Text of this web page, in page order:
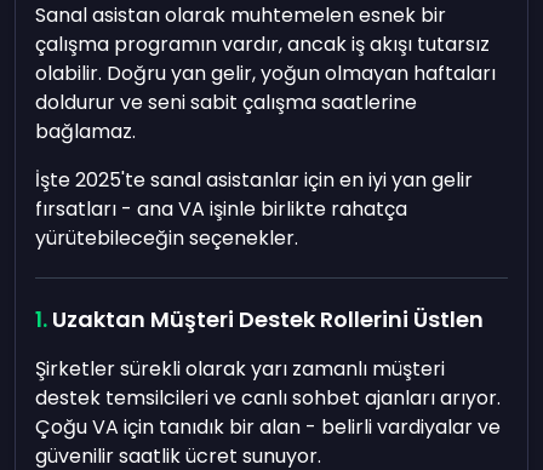
Sanal asistan olarak muhtemelen esnek bir
çalışma programın vardır, ancak iş akışı tutarsız
olabilir. Doğru yan gelir, yoğun olmayan haftaları
doldurur ve seni sabit çalışma saatlerine
bağlamaz.
İşte 2025'te sanal asistanlar için en iyi yan gelir
fırsatları - ana VA işinle birlikte rahatça
yürütebileceğin seçenekler.
Uzaktan Müşteri Destek Rollerini Üstlen
Şirketler sürekli olarak yarı zamanlı müşteri
destek temsilcileri ve canlı sohbet ajanları arıyor.
Çoğu VA için tanıdık bir alan - belirli vardiyalar ve
güvenilir saatlik ücret sunuyor.